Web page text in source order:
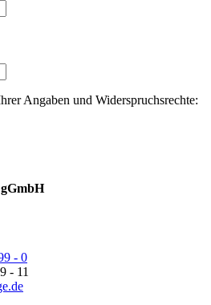
Angaben und Widerspruchsrechte:
- 0
- 11